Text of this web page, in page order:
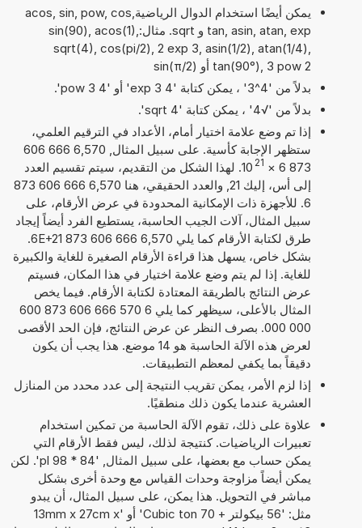
يمكن أيضًا استخدام الدوال الرياضيةacos, sin, pow, cos,
tan, asin, atan, exp و sqrt. مثال:sin(90), acos(1),
sqrt(4), cos(pi/2), 2 exp 3, asin(1/2), atan(1/4),
tan(90°), 3 pow 2 أو sin(π/2)
بدلاً من '4^3' ، يمكن كتابة '4 exp 3' أو '4 pow 3'.
بدلاً من '√4' ، يمكن كتابة 'sqrt 4'.
إذا تم وضع علامة اختيار أمام، الأعداد في الترقيم العلمي،
ستظهر الإجابة كأسية. على سبيل المثال, 6,570 666 606
873 6
×
10 21
. لهذا الشكل من التقديم، سيتم تقسيم العدد
إلى أس، إليك 21, والعدد الحقيقي، هنا 6,570 666 606 873
6. للأجهزة ذات الإمكانية المحدودة في عرض الأرقام، على
سبيل المثال، آلات الجيب الحاسبة، يستطيع الفرد أيضاً إيجاد
طرق لكتابة الأرقام كما يلي 6,570 666 606 873 6E+21.
بشكل خاص، يسهل هذا قراءة الأرقام الصغيرة للغاية والكبيرة
للغاية. إذا لم يتم وضع علامة اختيار في هذا المكان، فسيتم
عرض النتائج بالطريقة المعتادة لكتابة الأرقام. فيما يخص
المثال بالأعلى، سيظهر كما يلي 6 570 666 606 873 600
000 000. بصرف النظر عن عرض النتائج، فإن الحد الأقصى
لعرض هذه الآلة الحاسبة هو 14 موضع. هذا يجب أن يكون
دقيقاً بما يكفي لمعظم التطبيقات.
إذا لزم الأمر، يمكن تقريب النتيجة إلى عدد محدد من المنازل
العشرية عندما يكون ذلك منطقيًا.
علاوة على ذلك، تقوم الآلة الحاسبة من تمكين استخدام
تعبيرات الرياضيات. كنتيجة لذلك، ليس فقط الأرقام التي
يمكن حساب مع بعضها، على سبيل المثال, '84 * 98 pl'. لكن
يمكن أيضاً مزاوجة وحدات القياس مع وحدة أخرى بشكل
مباشر في التحويل. هذا يمكن، على سبيل المثال، أن يبدو
مثل: '56 بيكولتر + 70 Cubic ton' أو '13mm x 27cm x